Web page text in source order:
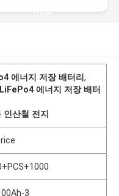
시오
에너지 저장 배터리,
에너지 저장 배터
인산철 전지
3